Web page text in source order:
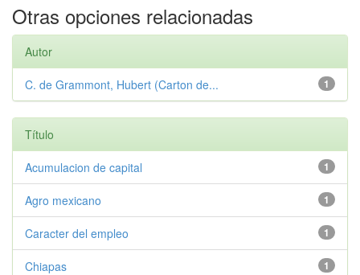
Otras opciones relacionadas
Autor
1
C. de Grammont, Hubert (Carton de...
Título
1
Acumulacion de capital
1
Agro mexicano
1
Caracter del empleo
1
Chiapas